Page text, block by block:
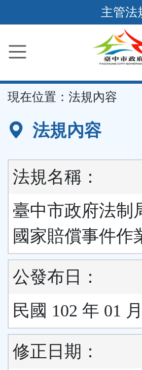
到
要
容
區
主管法
現在位置： 法規內容
法規內容
法規名稱：
臺中市政府法制
國家賠償事件作
公發布日：
民國 102 年 01
修正日期：